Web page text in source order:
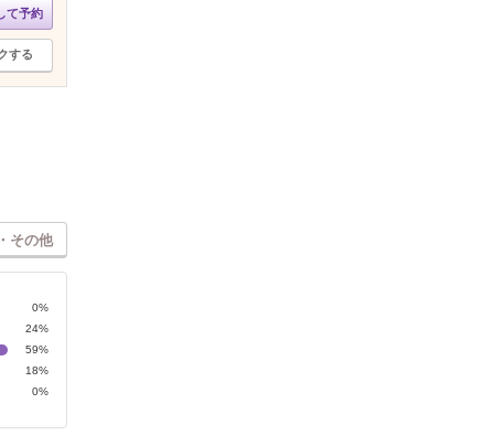
て予約
する
その他
0%
24%
59%
18%
0%